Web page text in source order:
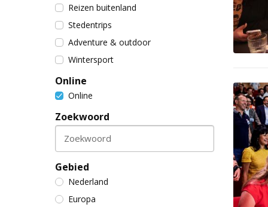
Reizen buitenland
Stedentrips
Adventure & outdoor
Wintersport
Online
Online
Zoekwoord
Zoekwoord
Gebied
Nederland
Europa